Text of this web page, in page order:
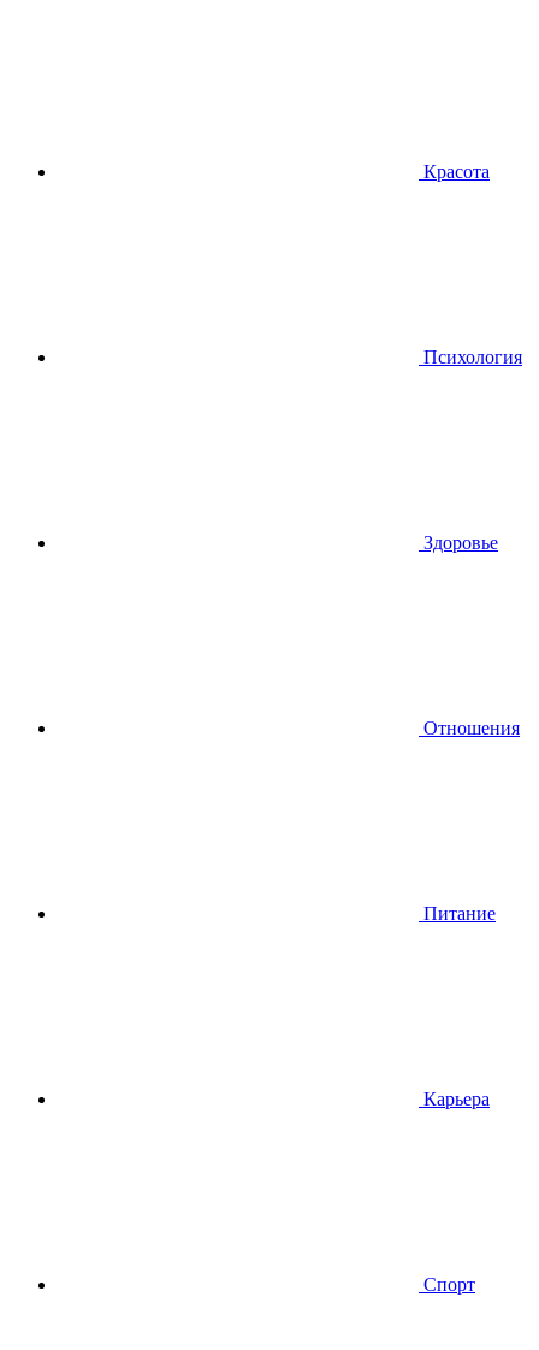
Красота
Психология
Здоровье
Отношения
Питание
Карьера
Спорт